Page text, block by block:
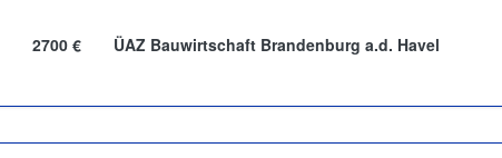
2700 € ÜAZ Bauwirtschaft Brandenburg a.d. Havel